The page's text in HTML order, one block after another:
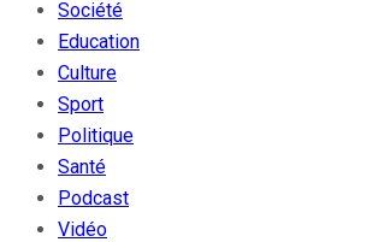
Société
Education
Culture
Sport
Politique
Santé
Podcast
Vidéo